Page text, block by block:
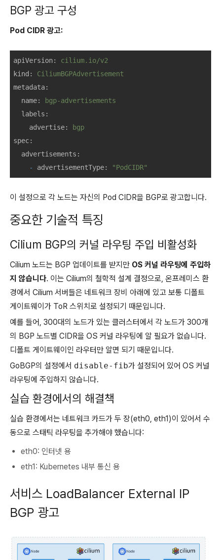
BGP 광고 구성
Pod CIDR 광고:
apiVersion:
cilium.io/v2
kind:
CiliumBGPAdvertisement
metadata:
name:
bgp-advertisements
labels:
advertise:
bgp
spec:
advertisements:
-
advertisementType: "PodCIDR"
이 설정으로 각 노드는 자신의 Pod CIDR을 BGP로 광고합니다.
중요한 기술적 특징
Cilium BGP의 커널 라우팅 주입 비활성화
Cilium 노드는 BGP 업데이트를 받지만 OS 커널 라우팅에 주입하
지 않습니다. 이는 Cilium의 철학적 설계 결정으로, 온프레미스 환
경에서 Cilium 서버들은 네트워크 장비 아래에 있고 보통 디폴트
게이트웨이가 ToR 스위치로 설정되기 때문입니다.
예를 들어, 300대의 노드가 있는 클러스터에서 각 노드가 300개
의 BGP 노드별 CIDR을 OS 커널 라우팅에 알 필요가 없습니다.
디폴트 게이트웨이인 라우터만 알면 되기 때문입니다.
GoBGP의 설정에서 disable-fib가 설정되어 있어 OS 커널
라우팅에 주입하지 않습니다.
실습 환경에서의 해결책
실습 환경에서는 네트워크 카드가 두 장(eth0, eth1)이 있어서 수
동으로 스태틱 라우팅을 추가해야 했습니다:
eth0: 인터넷 용
eth1: Kubernetes 내부 통신 용
서비스 LoadBalancer External IP
BGP 광고